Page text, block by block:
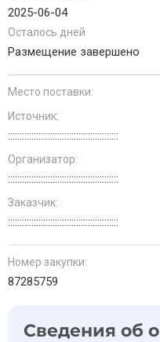
2025-06-04
Осталось дней
Размещение завершено
Место поставки:
Источник:
:::::::::::::::::::::::::::::::::::::::::::::::
Организатор:
:::::::::::::::::::::::::::::::::::::::::::::::
Заказчик:
:::::::::::::::::::::::::::::::::::::::::::::::
Номер закупки:
87285759
Сведения об